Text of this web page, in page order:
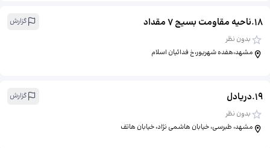
18
.ناحیه مقاومت بسیج 7 مقداد
گزارش
بدون نظر
مشهد،هفده شهریور،خ فدائیان اسلام
19
.دریادل
گزارش
بدون نظر
مشهد، طبرسی، خیابان هاشمی نژاد، خیابان هاتف